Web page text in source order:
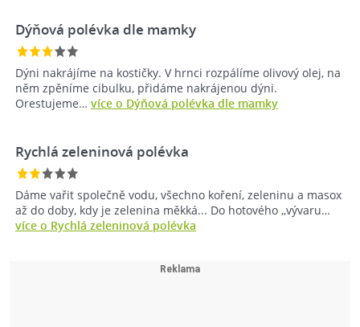
Dýňová polévka dle mamky
Dýni nakrájíme na kostičky. V hrnci rozpálíme olivový olej, na
něm zpěníme cibulku, přidáme nakrájenou dýni.
Orestujeme… více o Dýňová polévka dle mamky
Rychlá zeleninová polévka
Dáme vařit společně vodu, všechno koření, zeleninu a masox
až do doby, kdy je zelenina měkká... Do hotového ,,vývaru…
více o Rychlá zeleninová polévka